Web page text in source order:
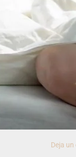
Deja